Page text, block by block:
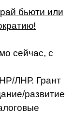
бьюти или
сейчас, с
ЛНР. Грант
развитие